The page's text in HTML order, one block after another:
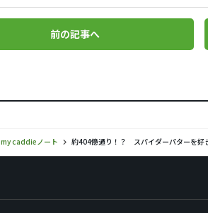
前の記事へ
my caddieノート 約404億通り！？ スパイダーパターを好